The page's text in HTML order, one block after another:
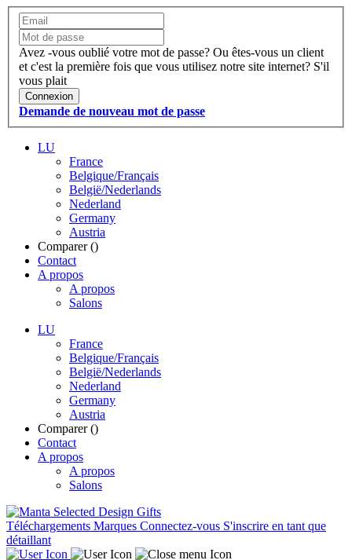
Avez -vous oublié votre mot de passe? Ou êtes-vous un client
et c'est la première fois que vous utilisez notre site internet? S'il
vous plait
Connexion
Demande de nouveau mot de passe
LU
France
Belgique/Français
België/Nederlands
Nederland
Germany
Austria
Comparer ()
Contact
A propos
A propos
Salons
LU
France
Belgique/Français
België/Nederlands
Nederland
Germany
Austria
Comparer ()
Contact
A propos
A propos
Salons
Téléchargements Marques Connectez-vous S'inscrire en tant que
détaillant